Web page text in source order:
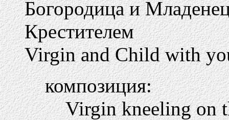
Богородица и
Крестителем
Virgin and Child with
композиция:
Virgin kneeling on